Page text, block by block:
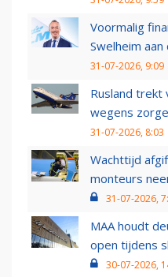
Voormalig
Swelheim
31-07-2026, 9:09
Rusland trekt
wegens
31-07-2026, 8:03
Wachttijd
monteurs
31-07-2026,
MAA houdt
open tijdens
30-07-2026,